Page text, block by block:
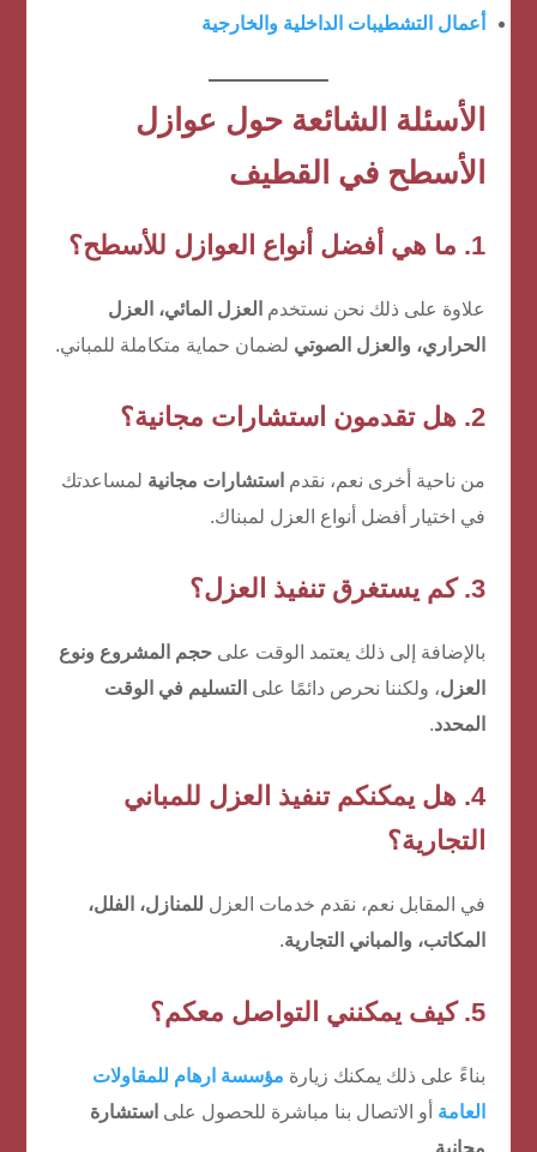
أعمال التشطيبات الداخلية والخارجية
الأسئلة الشائعة حول عوازل
الأسطح في القطيف
1. ما هي أفضل أنواع العوازل للأسطح؟
علاوة على ذلك نحن نستخدم العزل المائي، العزل
الحراري، والعزل الصوتي لضمان حماية متكاملة للمباني.
2. هل تقدمون استشارات مجانية؟
من ناحية أخرى نعم، نقدم استشارات مجانية لمساعدتك
في اختيار أفضل أنواع العزل لمبناك.
3. كم يستغرق تنفيذ العزل؟
بالإضافة إلى ذلك يعتمد الوقت على حجم المشروع ونوع
العزل، ولكننا نحرص دائمًا على التسليم في الوقت
المحدد.
4. هل يمكنكم تنفيذ العزل للمباني
التجارية؟
في المقابل نعم، نقدم خدمات العزل للمنازل، الفلل،
المكاتب، والمباني التجارية.
5. كيف يمكنني التواصل معكم؟
بناءً على ذلك يمكنك زيارة مؤسسة ارهام للمقاولات
العامة أو الاتصال بنا مباشرة للحصول على استشارة